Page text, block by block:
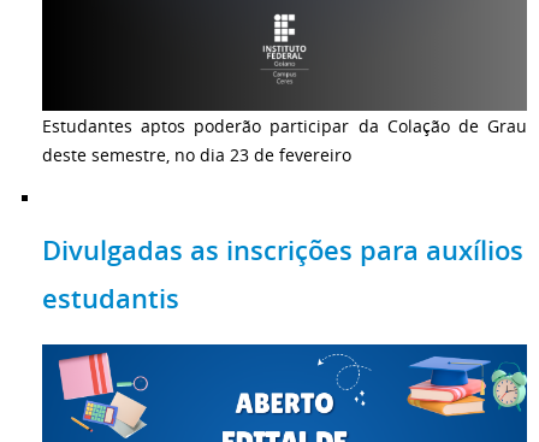
Estudantes aptos poderão participar da Colação de Grau
deste semestre, no dia 23 de fevereiro
Divulgadas as inscrições para auxílios
estudantis